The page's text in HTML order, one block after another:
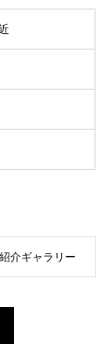
介ギャラリー